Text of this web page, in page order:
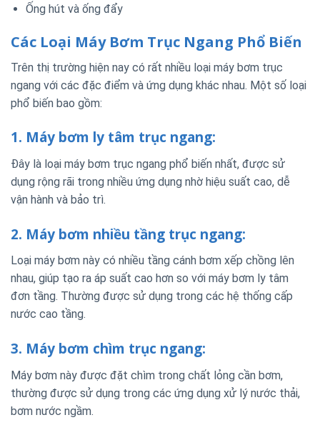
Ống hút và ống đẩy
Các Loại Máy Bơm Trục Ngang Phổ Biến
Trên thị trường hiện nay có rất nhiều loại máy bơm trục
ngang với các đặc điểm và ứng dụng khác nhau. Một số loại
phổ biến bao gồm:
1. Máy bơm ly tâm trục ngang:
Đây là loại máy bơm trục ngang phổ biến nhất, được sử
dụng rộng rãi trong nhiều ứng dụng nhờ hiệu suất cao, dễ
vận hành và bảo trì.
2. Máy bơm nhiều tầng trục ngang:
Loại máy bơm này có nhiều tầng cánh bơm xếp chồng lên
nhau, giúp tạo ra áp suất cao hơn so với máy bơm ly tâm
đơn tầng. Thường được sử dụng trong các hệ thống cấp
nước cao tầng.
3. Máy bơm chìm trục ngang:
Máy bơm này được đặt chìm trong chất lỏng cần bơm,
thường được sử dụng trong các ứng dụng xử lý nước thải,
bơm nước ngầm.